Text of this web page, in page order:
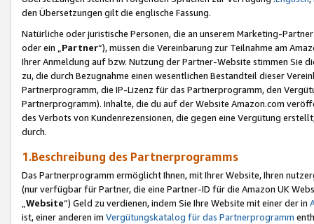
den Übersetzungen gilt die englische Fassung.
Natürliche oder juristische Personen, die an unserem Marketing-
oder ein „Partner“), müssen die Vereinbarung zur Teilnahme am
Ihrer Anmeldung auf bzw. Nutzung der Partner-Website stimmen Sie
zu, die durch Bezugnahme einen wesentlichen Bestandteil dieser
Partnerprogramm, die IP-Lizenz für das Partnerprogramm, den
Partnerprogramm). Inhalte, die du auf der Website Amazon.com
des Verbots von Kundenrezensionen, die gegen eine Vergütung
durch.
1.Beschreibung des Partnerprogramms
Das Partnerprogramm ermöglicht Ihnen, mit Ihrer Website, Ihren
(nur verfügbar für Partner, die eine Partner-ID für die Amazon UK
Website“) Geld zu verdienen, indem Sie Ihre Website mit einer der in
ist, einer anderen im Vergütungskatalog für das Partnerprogramm